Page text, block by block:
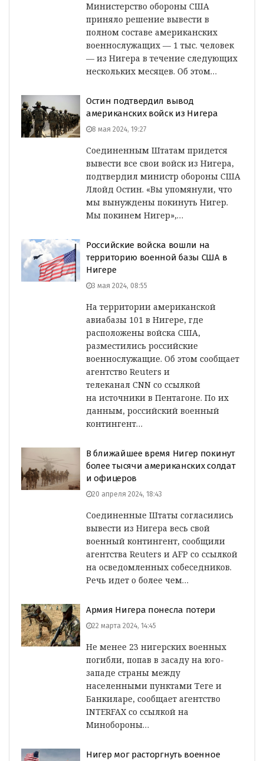
Министерство обороны США
приняло решение вывести в
полном составе американских
военнослужащих — 1 тыс. человек
— из Нигера в течение следующих
нескольких месяцев. Об этом…
Остин подтвердил вывод
американских войск из Нигера
8 мая 2024, 19:27
Соединенным Штатам придется
вывести все свои войск из Нигера,
подтвердил министр обороны США
Ллойд Остин. «Вы упомянули, что
мы вынуждены покинуть Нигер.
Мы покинем Нигер»,…
Российские войска вошли на
территорию военной базы США в
Нигере
3 мая 2024, 08:55
На территории американской
авиабазы 101 в Нигере, где
расположены войска США,
разместились российские
военнослужащие. Об этом сообщает
агентство Reuters и
телеканал CNN со ссылкой
на источники в Пентагоне. По их
данным, российский военный
контингент…
В ближайшее время Нигер покинут
более тысячи американских солдат
и офицеров
20 апреля 2024, 18:43
Соединенные Штаты согласились
вывести из Нигера весь свой
военный контингент, сообщили
агентства Reuters и AFP со ссылкой
на осведомленных собеседников.
Речь идет о более чем…
Армия Нигера понесла потери
22 марта 2024, 14:45
Не менее 23 нигерских военных
погибли, попав в засаду на юго-
западе страны между
населенными пунктами Теге и
Банкиларе, сообщает агентство
INTERFAX со ссылкой на
Минобороны…
Нигер мог расторгнуть военное